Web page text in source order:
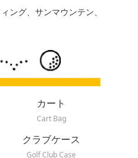
ング、サンマウンテン、
カート
Cart Bag
クラブケース
Golf Club Case